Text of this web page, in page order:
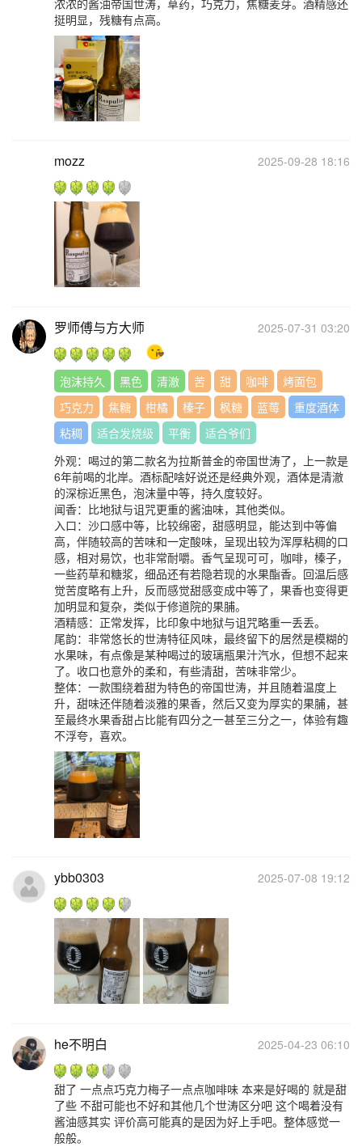
挺明显，残糖有点高。
mozz 2025-09-28 18:16
罗师傅与方大师 2025-07-31 03:20
泡沫持久 黑色 清澈 苦 甜 咖啡
烤面包
巧克力
焦糖 柑橘 榛子 枫糖 蓝莓
重度酒体
粘稠
适合发烧级 平衡
适合爷们
外观：喝过的第二款名为拉斯普金的帝国世涛了，上一款是
6年前喝的北岸。酒标配啥好说还是经典外观，酒体是清澈
的深棕近黑色，泡沫量中等，持久度较好。
闻香：比地狱与诅咒更重的酱油味，其他类似。
入口：沙口感中等，比较绵密，甜感明显，能达到中等偏
高，伴随较高的苦味和一定酸味，呈现出较为浑厚粘稠的口
感，相对易饮，也非常耐嚼。香气呈现可可，咖啡，榛子，
一些药草和糖浆，细品还有若隐若现的水果酯香。回温后感
觉苦度略有上升，反而感觉甜感变成中等了，果香也变得更
加明显和复杂，类似于修道院的果脯。
酒精感：正常发挥，比印象中地狱与诅咒略重一丢丢。
尾韵：非常悠长的世涛特征风味，最终留下的居然是模糊的
水果味，有点像是某种喝过的玻璃瓶果汁汽水，但想不起来
了。收口也意外的柔和，有些清甜，苦味非常少。
整体：一款围绕着甜为特色的帝国世涛，并且随着温度上
升，甜味还伴随着淡雅的果香，然后又变为厚实的果脯，甚
至最终水果香甜占比能有四分之一甚至三分之一，体验有趣
不浮夸，喜欢。
ybb0303 2025-07-08 19:12
he不明白 2025-04-23 06:10
甜了 一点点巧克力梅子一点点咖啡味 本来是好喝的 就是甜
了些 不甜可能也不好和其他几个世涛区分吧 这个喝着没有
酱油感其实 评价高可能真的是因为好上手吧。整体感觉一
般般。